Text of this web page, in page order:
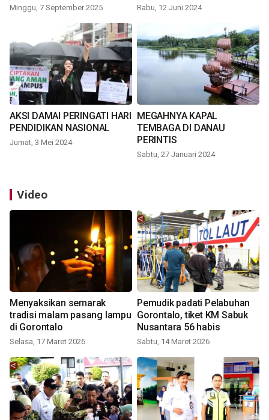
Minggu, 7 September 2025 Rabu, 12 Juni 2024
AKSI DAMAI PERINGATI HARI
PENDIDIKAN NASIONAL
Jumat, 3 Mei 2024
MEGAHNYA KAPAL
TEMBAGA DI DANAU
PERINTIS
Sabtu, 27 Januari 2024
Video
Menyaksikan semarak
tradisi malam pasang lampu
di Gorontalo
Selasa, 17 Maret 2026
Pemudik padati Pelabuhan
Gorontalo, tiket KM Sabuk
Nusantara 56 habis
Sabtu, 14 Maret 2026